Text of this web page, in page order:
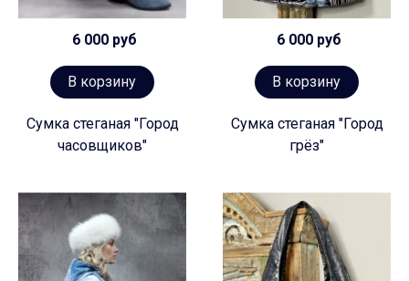
6 000 руб
В корзину
Сумка стеганая "Город
часовщиков"
6 000 руб
В корзину
Сумка стеганая "Город
грёз"